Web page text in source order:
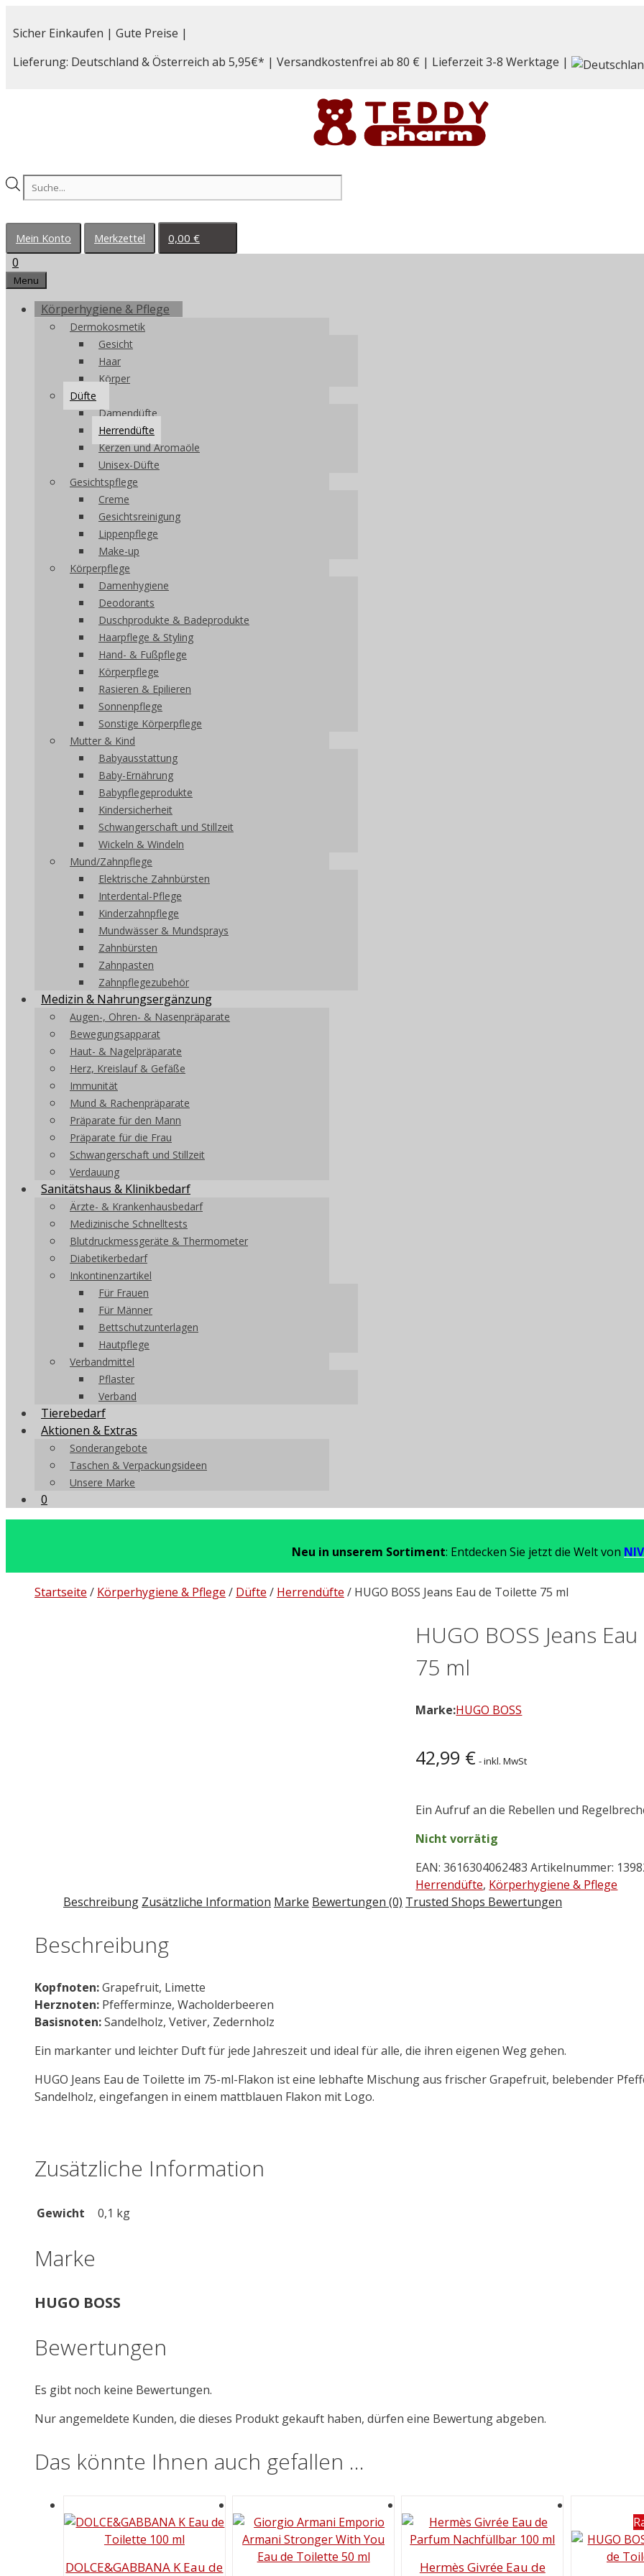
Inhalt
Sicher Einkaufen | Gute Preise |
Lieferung: Deutschland & Österreich ab 5,95€* | Versandkostenfrei ab 80 € | Lieferzeit 3-8 Werktage |
Products
search
Mein Konto Merkzettel 0,00 €
0
Menu
Körperhygiene & Pflege
Dermokosmetik
Gesicht
Haar
Körper
Düfte
Damendüfte
Herrendüfte
Kerzen und Aromaöle
Unisex-Düfte
Gesichtspflege
Creme
Gesichtsreinigung
Lippenpflege
Make-up
Körperpflege
Damenhygiene
Deodorants
Duschprodukte & Badeprodukte
Haarpflege & Styling
Hand- & Fußpflege
Körperpflege
Rasieren & Epilieren
Sonnenpflege
Sonstige Körperpflege
Mutter & Kind
Babyausstattung
Baby-Ernährung
Babypflegeprodukte
Kindersicherheit
Schwangerschaft und Stillzeit
Wickeln & Windeln
Mund/Zahnpflege
Elektrische Zahnbürsten
Interdental-Pflege
Kinderzahnpflege
Mundwässer & Mundsprays
Zahnbürsten
Zahnpasten
Zahnpflegezubehör
Medizin & Nahrungsergänzung
Augen-, Ohren- & Nasenpräparate
Bewegungsapparat
Haut- & Nagelpräparate
Herz, Kreislauf & Gefäße
Immunität
Mund & Rachenpräparate
Präparate für den Mann
Präparate für die Frau
Schwangerschaft und Stillzeit
Verdauung
Sanitätshaus & Klinikbedarf
Ärzte- & Krankenhausbedarf
Medizinische Schnelltests
Blutdruckmessgeräte & Thermometer
Diabetikerbedarf
Inkontinenzartikel
Für Frauen
Für Männer
Bettschutzunterlagen
Hautpflege
Verbandmittel
Pflaster
Verband
Tierebedarf
Aktionen & Extras
Sonderangebote
Taschen & Verpackungsideen
Unsere Marke
0
Neu in unserem Sortiment: Entdecken Sie jetzt die Welt von
Startseite / Körperhygiene & Pflege / Düfte / Herrendüfte / HUGO BOSS Jeans Eau de Toilette 75 ml
HUGO BOSS Jeans
75 ml
Marke:HUGO BOSS
42,99 € - inkl. MwSt
Ein Aufruf an die Rebellen und
Nicht vorrätig
EAN:3616304062483 Artikelnummer:
Herrendüfte, Körperhygiene & Pflege
Beschreibung Zusätzliche Information Marke Bewertungen (0) Trusted Shops Bewertungen
Beschreibung
Kopfnoten:Grapefruit, Limette
Herznoten: Pfefferminze, Wacholderbeeren
Basisnoten:Sandelholz, Vetiver, Zedernholz
Ein markanter und leichter Duft für jede Jahreszeit und ideal für alle, die ihren eigenen Weg gehen.
HUGO Jeans Eau de Toilette im 75-ml-Flakon ist eine lebhafte Mischung aus frischer Grapefruit, belebender
Sandelholz, eingefangen in einem mattblauen Flakon mit Logo.
Zusätzliche Information
Gewicht 0,1 kg
Marke
HUGO BOSS
Bewertungen
Es gibt noch keine Bewertungen.
Nur angemeldete Kunden, die dieses Produkt gekauft haben, dürfen eine Bewertung abgeben.
Das könnte Ihnen auch gefallen …
DOLCE&GABBANA K Eau de Hermès Givrée Eau de